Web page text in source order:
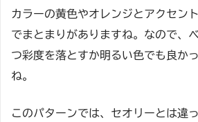
カラーの黄色やオレンジとアクセン
でまとまりがありますね。なので、
つ彩度を落とすか明るい色でも良か
ね。
このパターンでは、セオリーとは違